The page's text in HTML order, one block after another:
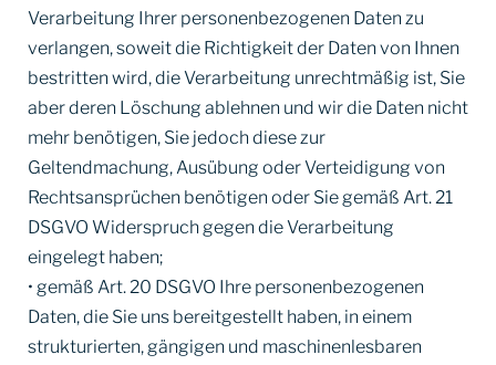
Verarbeitung Ihrer personenbezogenen Daten zu
verlangen, soweit die Richtigkeit der Daten von Ihnen
bestritten wird, die Verarbeitung unrechtmäßig ist, Sie
aber deren Löschung ablehnen und wir die Daten nicht
mehr benötigen, Sie jedoch diese zur
Geltendmachung, Ausübung oder Verteidigung von
Rechtsansprüchen benötigen oder Sie gemäß Art. 21
DSGVO Widerspruch gegen die Verarbeitung
eingelegt haben;
• gemäß Art. 20 DSGVO Ihre personenbezogenen
Daten, die Sie uns bereitgestellt haben, in einem
strukturierten, gängigen und maschinenlesbaren